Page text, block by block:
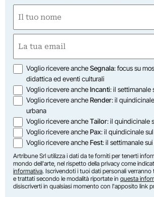
(Required)
First
(Required)
Opzioni
Voglio ricevere ancheSegnala: focus su
didattica ed eventi culturali
Voglio ricevere ancheIncanti: il settimanale
Voglio ricevere ancheRender: il
urbana
Voglio ricevere ancheTailor: il quindicinale
Voglio ricevere anchePax: il quindicinale
Voglio ricevere ancheFest: il settimanale
Artribune Srl utilizza i dati da te forniti per tenerti
mondo dell'arte, nel rispetto della privacy come
informativa. Iscrivendoti i tuoi dati personali verranno
e trattati secondo le modalità riportate in questa
disiscriverti in qualsiasi momento con l'apposito link